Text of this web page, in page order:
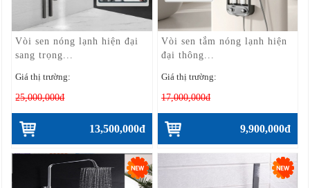
Vòi sen nóng lạnh hiện đại
sang trọng...
Giá thị trường:
25,000,000đ
13,500,000đ
Vòi sen tắm nóng lạnh hiện
đại thông...
Giá thị trường:
17,000,000đ
9,900,000đ